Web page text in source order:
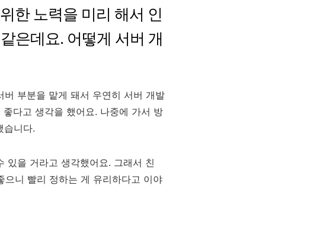
한 노력을 미리 해서 인
은데요. 어떻게 서버 개
부분을 맡게 돼서 우연히 서버 개발
다고 생각을 했어요. 나중에 가서 방
습니다.
있을 거라고 생각했어요. 그래서 친
니 빨리 정하는 게 유리하다고 이야